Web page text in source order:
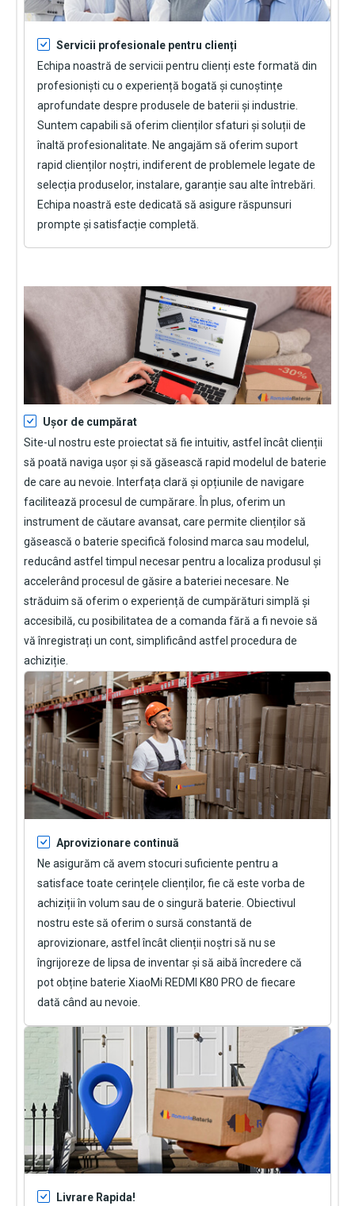
Servicii profesionale pentru clienți
Echipa noastră de servicii pentru clienți este formată din
profesioniști cu o experiență bogată și cunoștințe
aprofundate despre produsele de baterii și industrie.
Suntem capabili să oferim clienților sfaturi și soluții de
înaltă profesionalitate. Ne angajăm să oferim suport
rapid clienților noștri, indiferent de problemele legate de
selecția produselor, instalare, garanție sau alte întrebări.
Echipa noastră este dedicată să asigure răspunsuri
prompte și satisfacție completă.
Ușor de cumpărat
Site-ul nostru este proiectat să fie intuitiv, astfel încât clienții
să poată naviga ușor și să găsească rapid modelul de baterie
de care au nevoie. Interfața clară și opțiunile de navigare
facilitează procesul de cumpărare. În plus, oferim un
instrument de căutare avansat, care permite clienților să
găsească o baterie specifică folosind marca sau modelul,
reducând astfel timpul necesar pentru a localiza produsul și
accelerând procesul de găsire a bateriei necesare. Ne
străduim să oferim o experiență de cumpărături simplă și
accesibilă, cu posibilitatea de a comanda fără a fi nevoie să
vă înregistrați un cont, simplificând astfel procedura de
achiziție.
Aprovizionare continuă
Ne asigurăm că avem stocuri suficiente pentru a
satisface toate cerințele clienților, fie că este vorba de
achiziții în volum sau de o singură baterie. Obiectivul
nostru este să oferim o sursă constantă de
aprovizionare, astfel încât clienții noștri să nu se
îngrijoreze de lipsa de inventar și să aibă încredere că
pot obține baterie XiaoMi REDMI K80 PRO de fiecare
dată când au nevoie.
Livrare Rapida!